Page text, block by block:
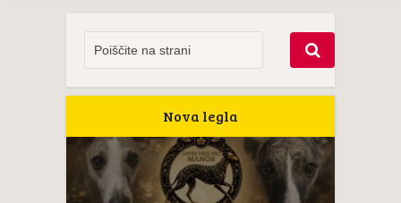
Nova legla